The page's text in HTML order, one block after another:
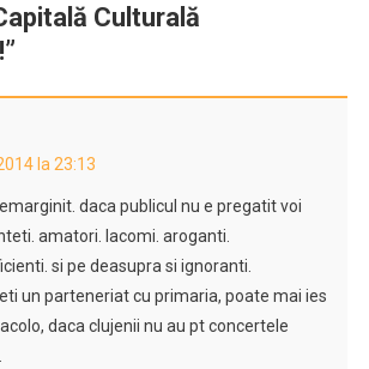
Culturală
”
la 23:13
daca publicul nu e pregatit voi
amatori. lacomi. aroganti.
si pe deasupra si ignoranti.
un parteneriat cu primaria, poate mai ies
daca clujenii nu au pt concertele